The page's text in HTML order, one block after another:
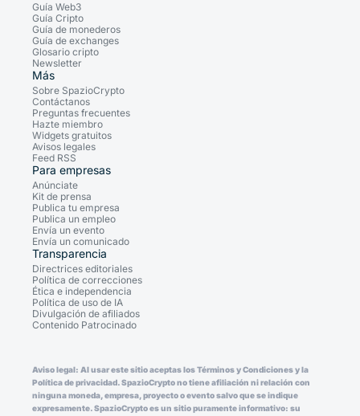
Guía Web3
Guía Cripto
Guía de monederos
Guía de exchanges
Glosario cripto
Newsletter
Más
Sobre SpazioCrypto
Contáctanos
Preguntas frecuentes
Hazte miembro
Widgets gratuitos
Avisos legales
Feed RSS
Para empresas
Anúnciate
Kit de prensa
Publica tu empresa
Publica un empleo
Envía un evento
Envía un comunicado
Transparencia
Directrices editoriales
Política de correcciones
Ética e independencia
Política de uso de IA
Divulgación de afiliados
Contenido Patrocinado
Aviso legal: Al usar este sitio aceptas los Términos y Condiciones y la
Política de privacidad. SpazioCrypto no tiene afiliación ni relación con
ninguna moneda, empresa, proyecto o evento salvo que se indique
expresamente. SpazioCrypto es un sitio puramente informativo: su